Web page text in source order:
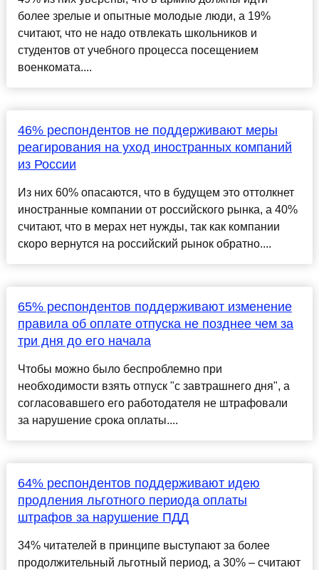
более зрелые и опытные молодые люди, а 19%
считают, что не надо отвлекать школьников и
студентов от учебного процесса посещением
военкомата....
46% респондентов не поддерживают меры
реагирования на уход иностранных компаний
из России
Из них 60% опасаются, что в будущем это оттолкнет
иностранные компании от российского рынка, а 40%
считают, что в мерах нет нужды, так как компании
скоро вернутся на российский рынок обратно....
65% респондентов поддерживают изменение
правила об оплате отпуска не позднее чем за
три дня до его начала
Чтобы можно было беспроблемно при
необходимости взять отпуск "с завтрашнего дня", а
согласовавшего его работодателя не штрафовали
за нарушение срока оплаты....
64% респондентов поддерживают идею
продления льготного периода оплаты
штрафов за нарушение ПДД
34% читателей в принципе выступают за более
продолжительный льготный период, а 30% – считают